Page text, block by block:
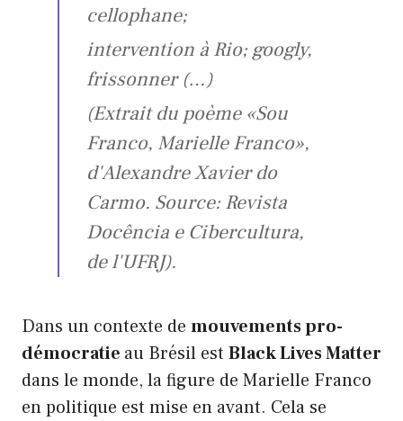
cellophane;
intervention à Rio; googly,
frissonner (…)
(Extrait du poème «Sou
Franco, Marielle Franco»,
d'Alexandre Xavier do
Carmo. Source: Revista
Docência e Cibercultura,
de l'UFRJ).
Dans un contexte de mouvements pro-
démocratie au Brésil est Black Lives Matter
dans le monde, la figure de Marielle Franco
en politique est mise en avant. Cela se